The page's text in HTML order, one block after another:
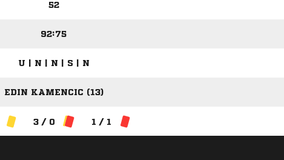
52
92:75
U | N | N | S | N
EDIN KAMENCIC (13)
3 / 0 1 / 1